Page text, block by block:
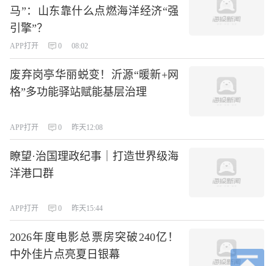
马”：山东靠什么点燃海洋经济“强
引擎”？
APP打开 0 08:02
废弃岗亭华丽蜕变！沂源“暖新+网
格”多功能驿站赋能基层治理
APP打开 0 昨天12:08
瞭望·治国理政纪事｜打造世界级海
洋港口群
APP打开 0 昨天15:44
2026年度电影总票房突破240亿！
中外佳片点亮夏日银幕